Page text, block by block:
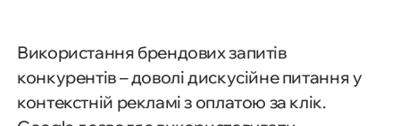
Використання брендових запитів
конкурентів – доволі дискусійне питання у
контекстній рекламі з оплатою за клік.